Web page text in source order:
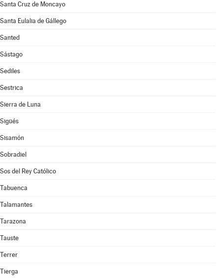
Santa Cruz de Moncayo
Santa Eulalia de Gállego
Santed
Sástago
Sediles
Sestrica
Sierra de Luna
Sigüés
Sisamón
Sobradiel
Sos del Rey Católico
Tabuenca
Talamantes
Tarazona
Tauste
Terrer
Tierga